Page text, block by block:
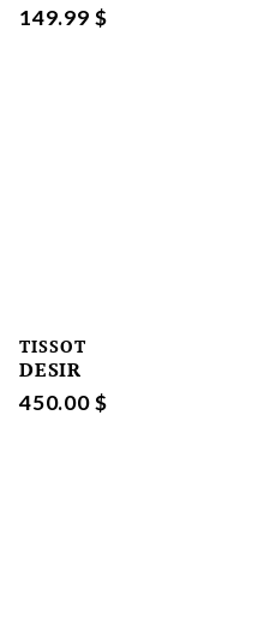
149.99 $
TISSOT
DESIR
450.00 $